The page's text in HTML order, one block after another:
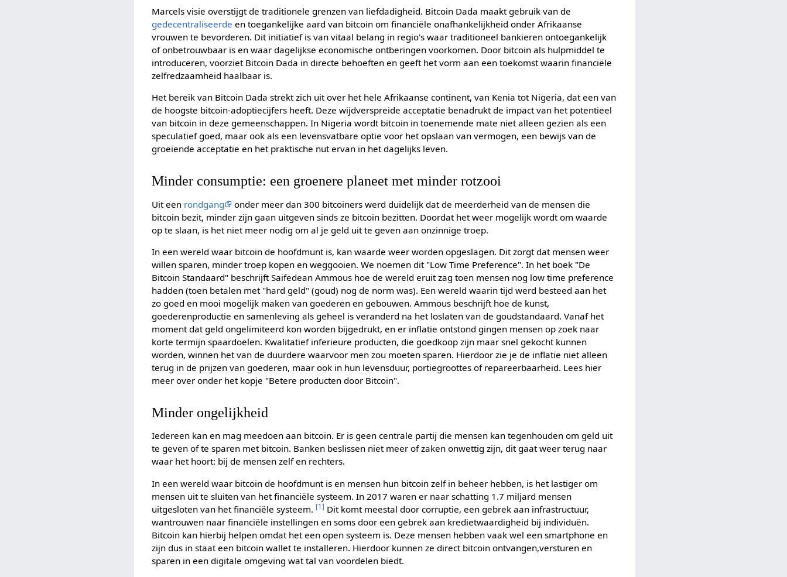
Marcels visie overstijgt de traditionele grenzen van liefdadigheid. Bitcoin Dada maakt gebruik van de
gedecentraliseerde en toegankelijke aard van bitcoin om financiële onafhankelijkheid onder Afrikaanse
vrouwen te bevorderen. Dit initiatief is van vitaal belang in regio's waar traditioneel bankieren ontoegankelijk
of onbetrouwbaar is en waar dagelijkse economische ontberingen voorkomen. Door bitcoin als hulpmiddel te
introduceren, voorziet Bitcoin Dada in directe behoeften en geeft het vorm aan een toekomst waarin financiële
zelfredzaamheid haalbaar is.
Het bereik van Bitcoin Dada strekt zich uit over het hele Afrikaanse continent, van Kenia tot Nigeria, dat een van
de hoogste bitcoin-adoptiecijfers heeft. Deze wijdverspreide acceptatie benadrukt de impact van het potentieel
van bitcoin in deze gemeenschappen. In Nigeria wordt bitcoin in toenemende mate niet alleen gezien als een
speculatief goed, maar ook als een levensvatbare optie voor het opslaan van vermogen, een bewijs van de
groeiende acceptatie en het praktische nut ervan in het dagelijks leven.
Minder consumptie: een groenere planeet met minder rotzooi
Uit een rondgang
onder meer dan 300 bitcoiners werd duidelijk dat de meerderheid van de mensen die
bitcoin bezit, minder zijn gaan uitgeven sinds ze bitcoin bezitten. Doordat het weer mogelijk wordt om waarde
op te slaan, is het niet meer nodig om al je geld uit te geven aan onzinnige troep.
In een wereld waar bitcoin de hoofdmunt is, kan waarde weer worden opgeslagen. Dit zorgt dat mensen weer
willen sparen, minder troep kopen en weggooien. We noemen dit "Low Time Preference". In het boek "De
Bitcoin Standaard" beschrijft Saifedean Ammous hoe de wereld eruit zag toen mensen nog low time preference
hadden (toen betalen met "hard geld" (goud) nog de norm was). Een wereld waarin tijd werd besteed aan het
zo goed en mooi mogelijk maken van goederen en gebouwen. Ammous beschrijft hoe de kunst,
goederenproductie en samenleving als geheel is veranderd na het loslaten van de goudstandaard. Vanaf het
moment dat geld ongelimiteerd kon worden bijgedrukt, en er inflatie ontstond gingen mensen op zoek naar
korte termijn spaardoelen. Kwalitatief inferieure producten, die goedkoop zijn maar snel gekocht kunnen
worden, winnen het van de duurdere waarvoor men zou moeten sparen. Hierdoor zie je de inflatie niet alleen
terug in de prijzen van goederen, maar ook in hun levensduur, portiegroottes of repareerbaarheid. Lees hier
meer over onder het kopje "Betere producten door Bitcoin".
Minder ongelijkheid
Iedereen kan en mag meedoen aan bitcoin. Er is geen centrale partij die mensen kan tegenhouden om geld uit
te geven of te sparen met bitcoin. Banken beslissen niet meer of zaken onwettig zijn, dit gaat weer terug naar
waar het hoort: bij de mensen zelf en rechters.
In een wereld waar bitcoin de hoofdmunt is en mensen hun bitcoin zelf in beheer hebben, is het lastiger om
mensen uit te sluiten van het financiële systeem. In 2017 waren er naar schatting 1.7 miljard mensen
uitgesloten van het financiële systeem. [1] Dit komt meestal door corruptie, een gebrek aan infrastructuur,
wantrouwen naar financiële instellingen en soms door een gebrek aan kredietwaardigheid bij individuën.
Bitcoin kan hierbij helpen omdat het een open systeem is. Deze mensen hebben vaak wel een smartphone en
zijn dus in staat een bitcoin wallet te installeren. Hierdoor kunnen ze direct bitcoin ontvangen,versturen en
sparen in een digitale omgeving wat tal van voordelen biedt.